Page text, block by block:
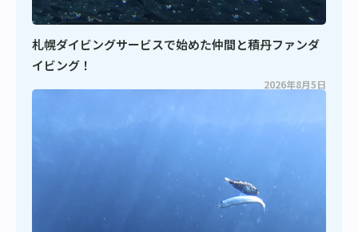
札幌ダイビングサービスで始めた仲間と積丹ファンダ
イビング！
2026年8月5日